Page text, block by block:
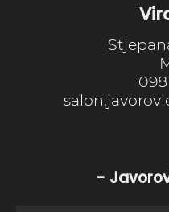
098
-